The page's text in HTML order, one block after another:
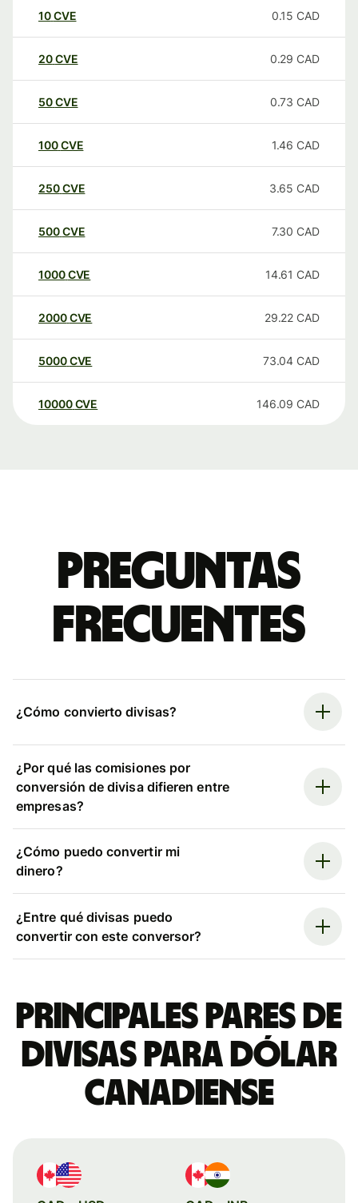
10CVE 0.15 CAD
20CVE 0.29 CAD
50CVE 0.73 CAD
100CVE 1.46 CAD
250CVE 3.65 CAD
500CVE 7.30 CAD
1000CVE 14.61 CAD
2000CVE 29.22 CAD
5000CVE 73.04 CAD
10000 CVE 146.09 CAD
Preguntas
frecuentes
¿Cómo convierto divisas?
¿Por qué las comisiones por
conversión de divisa difieren entre
empresas?
¿Cómo puedo convertir mi
dinero?
¿Entre qué divisas puedo
convertir con este conversor?
Principales pares de
divisas para dólar
canadiense